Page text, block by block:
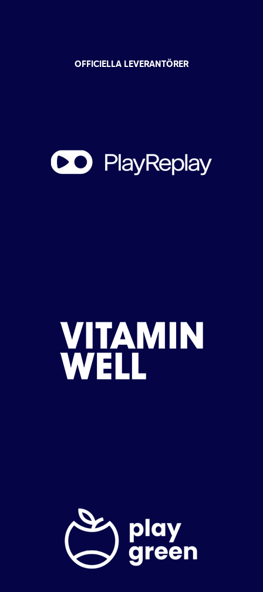
OFFICIELLA LEVERANTÖRER